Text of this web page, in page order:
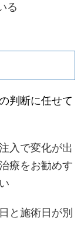
る
判断に任せて
入で変化が出
療をお勧めす
と施術日が別